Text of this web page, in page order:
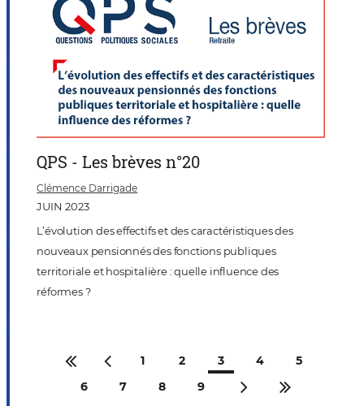
QPS - Les brèves n°20
Clémence Darrigade
JUIN 2023
L’évolution des effectifs et des caractéristiques des
nouveaux pensionnés des fonctions publiques
territoriale et hospitalière : quelle influence des
réformes ?
Première page
Page précédente
Page
1 Page
2
Page
courante
3 Page
4 Page
5
Page
6 Page
7 Page
8 Page
9 Page suivante
Dernière